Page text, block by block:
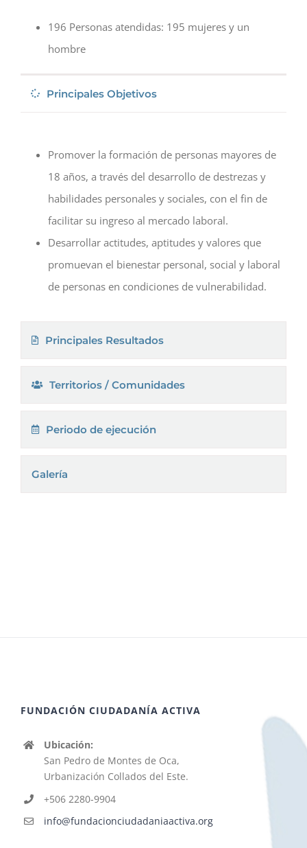
196 Personas atendidas: 195 mujeres y un
hombre
Principales Objetivos
Promover la formación de personas mayores de
18 años, a través del desarrollo de destrezas y
habilidades personales y sociales, con el fin de
facilitar su ingreso al mercado laboral.
Desarrollar actitudes, aptitudes y valores que
promuevan el bienestar personal, social y laboral
de personas en condiciones de vulnerabilidad.
Principales Resultados
Territorios / Comunidades
Periodo de ejecución
Galería
FUNDACIÓN CIUDADANÍA ACTIVA
Ubicación:
San Pedro de Montes de Oca,
Urbanización Collados del Este.
+506 2280-9904
info@fundacionciudadaniaactiva.org